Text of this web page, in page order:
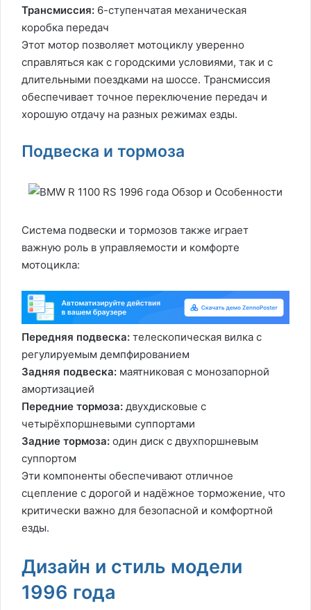
Трансмиссия: 6-ступенчатая механическая
коробка передач
Этот мотор позволяет мотоциклу уверенно
справляться как с городскими условиями, так и с
длительными поездками на шоссе. Трансмиссия
обеспечивает точное переключение передач и
хорошую отдачу на разных режимах езды.
Подвеска и тормоза
Система подвески и тормозов также играет
важную роль в управляемости и комфорте
мотоцикла:
Передняя подвеска: телескопическая вилка с
регулируемым демпфированием
Задняя подвеска: маятниковая с монозапорной
амортизацией
Передние тормоза: двухдисковые с
четырёхпоршневыми суппортами
Задние тормоза: один диск с двухпоршневым
суппортом
Эти компоненты обеспечивают отличное
сцепление с дорогой и надёжное торможение, что
критически важно для безопасной и комфортной
езды.
Дизайн и стиль модели
1996 года